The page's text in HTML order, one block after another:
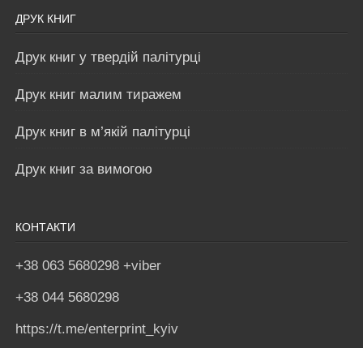
ДРУК КНИГ
Друк книг у твердій палітурці
Друк книг малим тиражем
Друк книг в м’якій палітурці
Друк книг за вимогою
КОНТАКТИ
+38 063 5680298 +viber
+38 044 5680298
https://t.me/enterprint_kyiv